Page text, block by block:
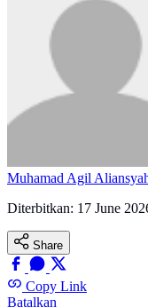
Muhamad Agil
Diterbitkan: 17 June
Share
Copy Link
Batalkan